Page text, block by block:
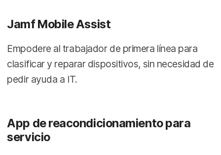
Jamf Mobile Assist
Empodere al trabajador de primera línea para
clasificar y reparar dispositivos, sin necesidad de
pedir ayuda a IT.
App de reacondicionamiento para
servicio